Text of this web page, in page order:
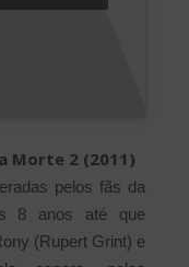
Morte 2 (2011)
pelos fãs da
8 anos até que
(Rupert Grint) e